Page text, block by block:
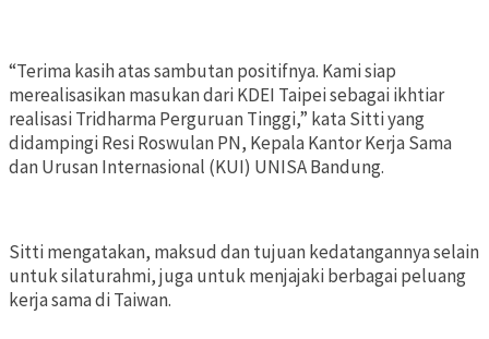
“Terima kasih atas sambutan positifnya. Kami siap
merealisasikan masukan dari KDEI Taipei sebagai ikhtiar
realisasi Tridharma Perguruan Tinggi,” kata Sitti yang
didampingi Resi Roswulan PN, Kepala Kantor Kerja Sama
dan Urusan Internasional (KUI) UNISA Bandung.
Sitti mengatakan, maksud dan tujuan kedatangannya selain
untuk silaturahmi, juga untuk menjajaki berbagai peluang
kerja sama di Taiwan.